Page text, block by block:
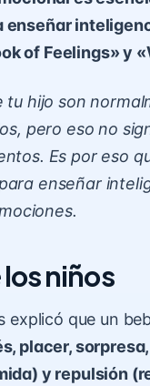
enseñar
of Feelings» y
tu hijo son
pero eso no
Es por eso
enseñar
niños
explicó que un
placer,
y repulsión